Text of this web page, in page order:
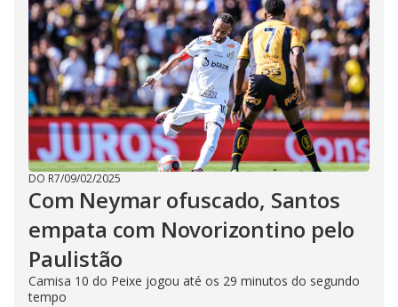
DO R7/09/02/2025
Com Neymar ofuscado, Santos
empata com Novorizontino pelo
Paulistão
Camisa 10 do Peixe jogou até os 29 minutos do segundo
tempo